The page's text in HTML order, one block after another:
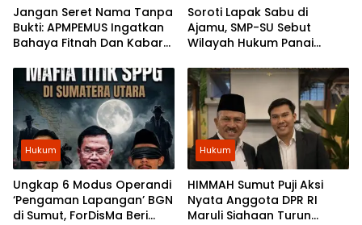
Jangan Seret Nama Tanpa
Bukti: APMPEMUS Ingatkan
Bahaya Fitnah Dan Kabar
Soroti Lapak Sabu di
Ajamu, SMP-SU Sebut
Wilayah Hukum Panai
Darurat Narkoba
Hukum
Ungkap 6 Modus Operandi
‘Pengaman Lapangan’ BGN
di Sumut, ForDisMa Beri
Hukum
HIMMAH Sumut Puji Aksi
Nyata Anggota DPR RI
Maruli Siahaan Turun